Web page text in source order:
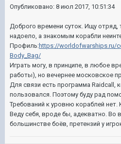
Опубликовано: 8 июл 2017, 10:51:34
Доброго времени суток. Ищу отряд,
надоело, а знакомым корабли
Профиль:https://worldofwarships.ru/
Body_Bag/
Играть могу, в принципе, в любое
работы), но вечернее московское
Для связи есть программа Raidcall,
пользовался. Поэтому буду рад
Требований к уровню кораблей нет.
Веду себя, вроде бы, адекватно. Во
большинстве боёв, претензий у